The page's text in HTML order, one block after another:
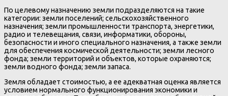
По целевому назначению земли подразделяются на такие
категории: земли поселений; сельскохозяйственного
назначения; земли промышленности транспорта, энергетики,
радио и телевещания, связи, информатики, обороны,
безопасности и иного специального назначения, а также земли
для обеспечения космической деятельности; земли лесного
фонда; земли территорий и объектов, которые охраняются;
земли водного фонда; земли запаса.
Земля обладает стоимостью, а ее адекватная оценка является
условием нормального функционирования экономики и